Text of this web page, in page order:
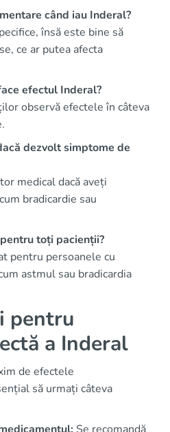
când iau Inderal?
însă este bine să
ce ar putea afecta
efectul Inderal?
observă efectele în câteva
dezvolt simptome de
medical dacă aveți
bradicardie sau
toți pacienții?
pentru persoanele cu
astmul sau bradicardia
pentru
a Inderal
de efectele
să urmați câteva